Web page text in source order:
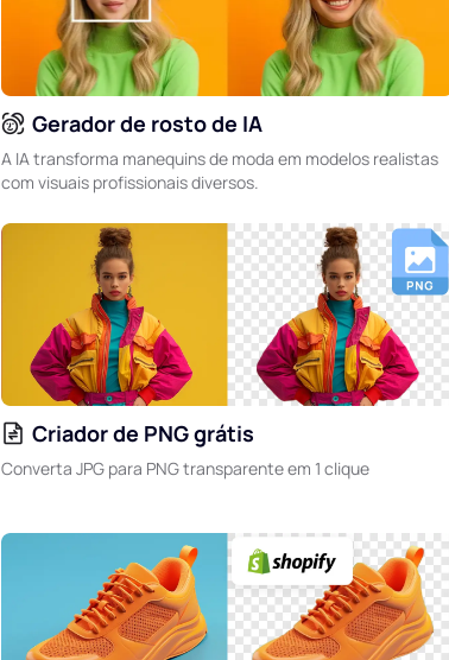
Gerador de rosto de IA
A IA transforma manequins de moda em modelos realistas
com visuais profissionais diversos.
Criador de PNG grátis
Converta JPG para PNG transparente em 1 clique